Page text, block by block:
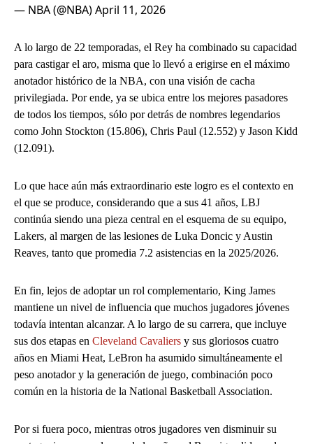
— NBA (@NBA)April 11, 2026
A lo largo de 22 temporadas, el Rey ha combinado su capacidad
para castigar el aro, misma que lo llevó a erigirse en el máximo
anotador histórico de la NBA, con una visión de cacha
privilegiada. Por ende, ya se ubica entre los mejores pasadores
de todos los tiempos, sólo por detrás de nombres legendarios
como John Stockton (15.806), Chris Paul (12.552) y Jason Kidd
(12.091).
Lo que hace aún más extraordinario este logro es el contexto en
el que se produce, considerando que a sus 41 años, LBJ
continúa siendo una pieza central en el esquema de su equipo,
Lakers, al margen de las lesiones de Luka Doncic y Austin
Reaves, tanto que promedia 7.2 asistencias en la 2025/2026.
En fin, lejos de adoptar un rol complementario, King James
mantiene un nivel de influencia que muchos jugadores jóvenes
todavía intentan alcanzar. A lo largo de su carrera, que incluye
sus dos etapas en Cleveland Cavaliers y sus gloriosos cuatro
años en Miami Heat, LeBron ha asumido simultáneamente el
peso anotador y la generación de juego, combinación poco
común en la historia de la National Basketball Association.
Por si fuera poco, mientras otros jugadores ven disminuir su